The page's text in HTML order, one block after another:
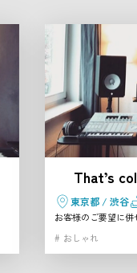
That’s
東京都 / 渋谷
お客様のご要望に併
おしゃれ